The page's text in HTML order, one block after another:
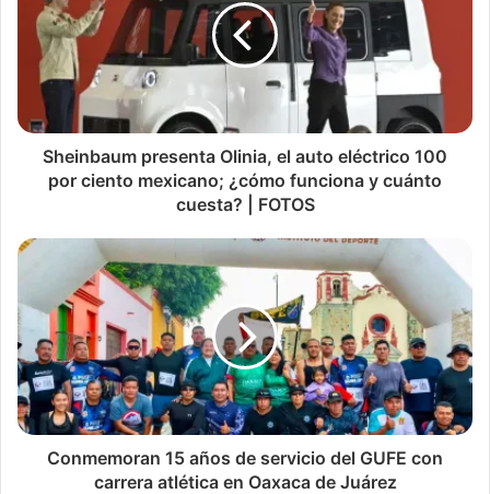
Sheinbaum presenta Olinia, el auto eléctrico 100
por ciento mexicano; ¿cómo funciona y cuánto
cuesta? | FOTOS
Conmemoran 15 años de servicio del GUFE con
carrera atlética en Oaxaca de Juárez